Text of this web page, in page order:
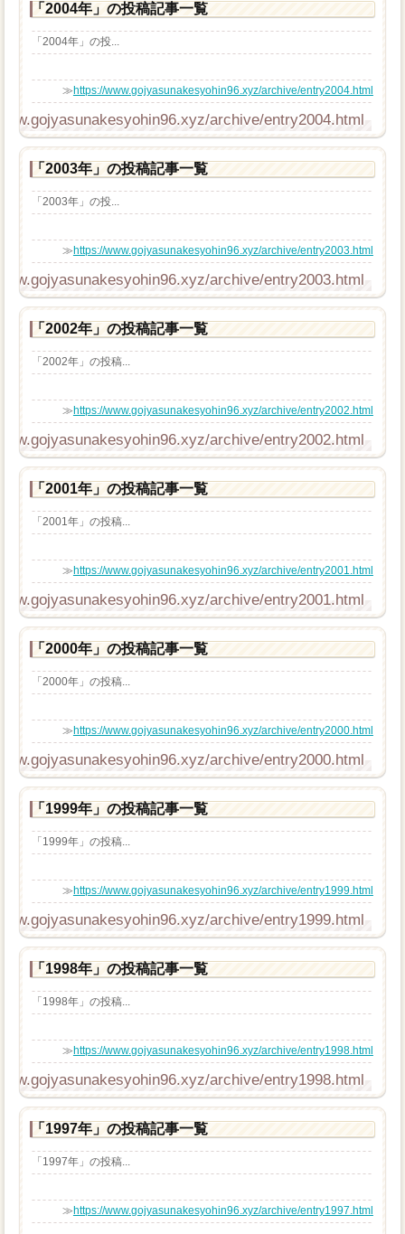
「2004年」の投稿記事一覧
「2004年」の投...
≫https://www.gojyasunakesyohin96.xyz/archive/entry2004.html
archive/entry2004.html
「2003年」の投稿記事一覧
「2003年」の投...
≫https://www.gojyasunakesyohin96.xyz/archive/entry2003.html
archive/entry2003.html
「2002年」の投稿記事一覧
「2002年」の投稿...
≫https://www.gojyasunakesyohin96.xyz/archive/entry2002.html
archive/entry2002.html
「2001年」の投稿記事一覧
「2001年」の投稿...
≫https://www.gojyasunakesyohin96.xyz/archive/entry2001.html
archive/entry2001.html
「2000年」の投稿記事一覧
「2000年」の投稿...
≫https://www.gojyasunakesyohin96.xyz/archive/entry2000.html
archive/entry2000.html
「1999年」の投稿記事一覧
「1999年」の投稿...
≫https://www.gojyasunakesyohin96.xyz/archive/entry1999.html
archive/entry1999.html
「1998年」の投稿記事一覧
「1998年」の投稿...
≫https://www.gojyasunakesyohin96.xyz/archive/entry1998.html
archive/entry1998.html
「1997年」の投稿記事一覧
「1997年」の投稿...
≫https://www.gojyasunakesyohin96.xyz/archive/entry1997.html